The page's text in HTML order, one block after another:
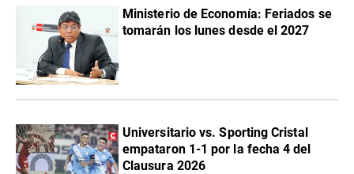
Ministerio de Economía: Feriados se
tomarán los lunes desde el 2027
Universitario vs. Sporting Cristal
empataron 1-1 por la fecha 4 del
Clausura 2026